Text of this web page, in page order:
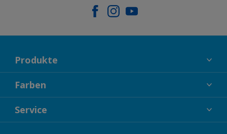
Produkte
FASSADENFARBEN
INNENFARBEN
LACKE
Farben
KOLLEKTIONEN
FARBTRENDS
Service